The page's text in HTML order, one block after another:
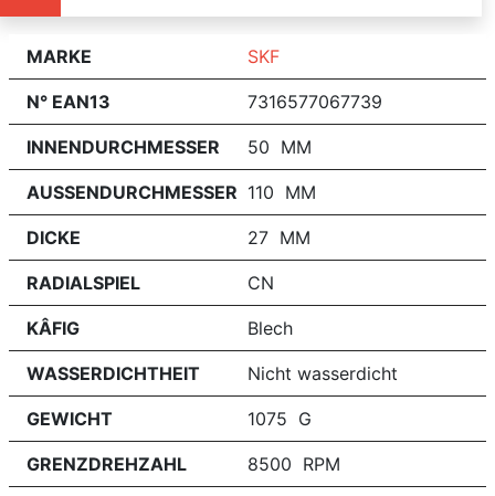
MARKE SKF
N° EAN13 7316577067739
INNENDURCHMESSER 50 MM
AUSSENDURCHMESSER 110 MM
DICKE 27 MM
RADIALSPIEL CN
KÂFIG Blech
WASSERDICHTHEIT Nicht wasserdicht
GEWICHT 1075 G
GRENZDREHZAHL 8500 RPM